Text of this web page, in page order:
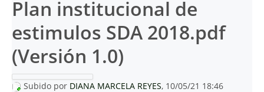
Plan institucional de
estimulos SDA 2018.pdf
(Versión 1.0)
Subido por DIANA MARCELA REYES, 10/05/21 18:46